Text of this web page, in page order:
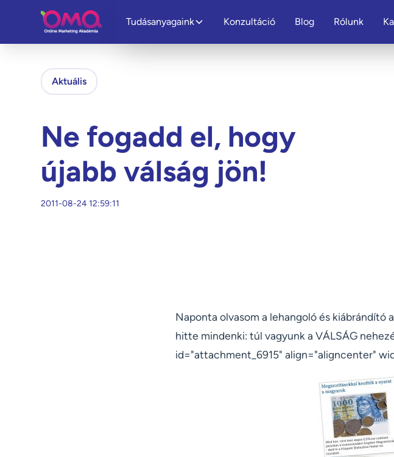
Tudásanyagaink Konzultáció Blog Rólunk
Aktuális
Ne fogadd el, hogy
újabb válság jön!
2011-08-24 12:59:11
Naponta olvasom a lehangoló és
hitte mindenki: túl vagyunk a VÁLSÁG
id="attachment_6915" align="aligncenter"